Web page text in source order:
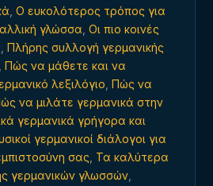
Ο ευκολότερος τρόπος για
γλώσσα Οι πιο κοινές
Πλήρης συλλογή γερμανικής
Πώς να μάθετε και να
λεξιλόγιο Πώς να
να μιλάτε γερμανικά στην
γερμανικά γρήγορα και
γερμανικοί διάλογοι για
σας Τα καλύτερα
γερμανικών γλωσσών